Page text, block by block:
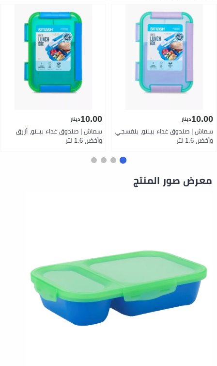
10.00دينار
سماش | صندوق غداء بينتو، بنفسجي
وأخضر، 1.6 لتر
10.00دينار
سماش | صندوق غداء بينتو، أزرق
وأخضر، 1.6 لتر
معرض صور المنتج